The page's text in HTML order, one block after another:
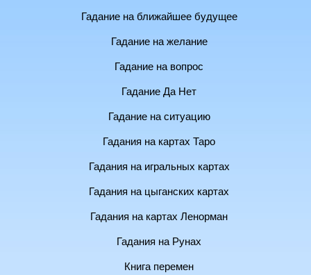
Гадание на ближайшее будущее
Гадание на желание
Гадание на вопрос
Гадание Да Нет
Гадание на ситуацию
Гадания на картах Таро
Гадания на игральных картах
Гадания на цыганских картах
Гадания на картах Ленорман
Гадания на Рунах
Книга перемен